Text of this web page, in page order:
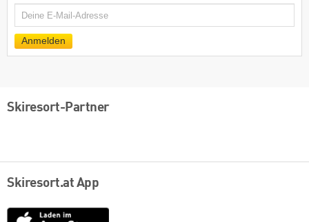
E-
Anmelden
Skiresort-Partner
Skiresort.at App
App